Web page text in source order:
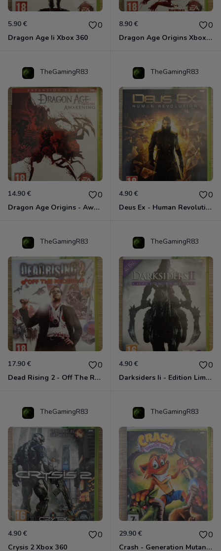
5.90 € 0
Dragon Age Ii Xbox 360
8.90 € 0
Dragon Age Origins Xbox 360
TheGamingR83
14.90 € 0
Dragon Age Origins - Awakening Xbox 360
TheGamingR83
4.90 € 0
Deus Ex - Human Revolution Xbox 360
TheGamingR83
17.90 € 0
Dead Rising 2 - Off The Record Xbox 360
TheGamingR83
4.90 € 0
Darksiders Ii - Edition Limitée Xbox 360
TheGamingR83
4.90 € 0
Crysis 2 Xbox 360
TheGamingR83
29.90 € 0
Crash - Generation Mutant Xbox 360